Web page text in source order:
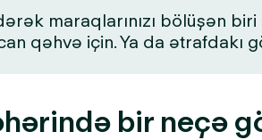
maraqlarınızı bölüşən
qəhvə için. Ya da
bir neçə